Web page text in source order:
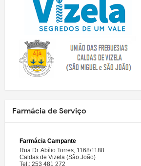
Farmácia de Serviço